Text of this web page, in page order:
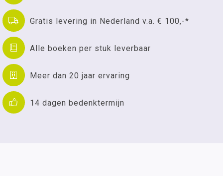
Gratis levering in Nederland v.a. € 100,-*
Alle boeken per stuk leverbaar
Meer dan 20 jaar ervaring
14 dagen bedenktermijn